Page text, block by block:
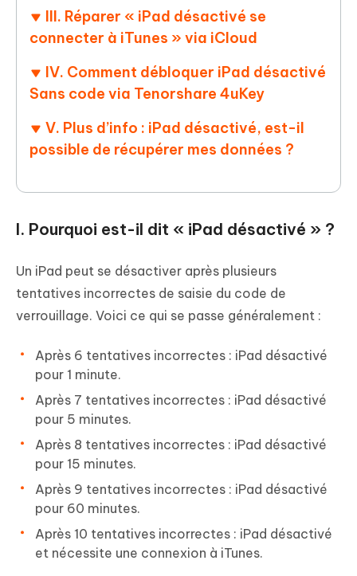
III. Réparer « iPad désactivé se
connecter à iTunes » via iCloud
IV. Comment débloquer iPad désactivé
Sans code via Tenorshare 4uKey
V. Plus d’info : iPad désactivé, est-il
possible de récupérer mes données ?
I. Pourquoi est-il dit « iPad désactivé » ?
Un iPad peut se désactiver après plusieurs
tentatives incorrectes de saisie du code de
verrouillage. Voici ce qui se passe généralement :
Après 6 tentatives incorrectes : iPad désactivé
pour 1 minute.
Après 7 tentatives incorrectes : iPad désactivé
pour 5 minutes.
Après 8 tentatives incorrectes : iPad désactivé
pour 15 minutes.
Après 9 tentatives incorrectes : iPad désactivé
pour 60 minutes.
Après 10 tentatives incorrectes : iPad désactivé
et nécessite une connexion à iTunes.